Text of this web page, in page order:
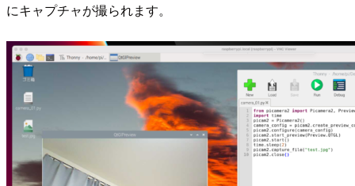
にキャプチャが撮られます。